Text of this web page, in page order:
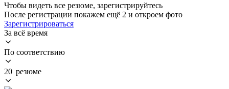
Чтобы видеть все резюме, зарегистрируйтесь
После регистрации покажем ещё 2 и откроем фото
Зарегистрироваться
За всё время
По соответствию
20 резюме